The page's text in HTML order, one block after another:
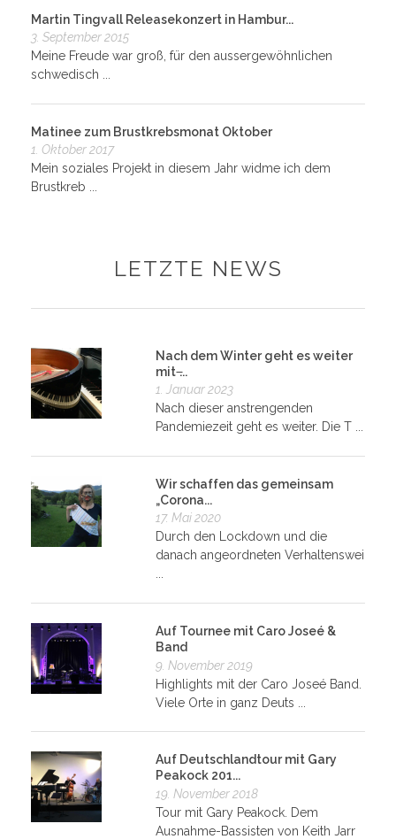
Martin Tingvall Releasekonzert in Hambur...
3. September 2015
Meine Freude war groß, für den aussergewöhnlichen
schwedisch ...
Matinee zum Brustkrebsmonat Oktober
1. Oktober 2017
Mein soziales Projekt in diesem Jahr widme ich dem
Brustkreb ...
LETZTE NEWS
Nach dem Winter geht es weiter
mit ̶...
1. Januar 2023
Nach dieser anstrengenden
Pandemiezeit geht es weiter. Die T ...
Wir schaffen das gemeinsam
„Corona...
17. Mai 2020
Durch den Lockdown und die
danach angeordneten Verhaltenswei
...
Auf Tournee mit Caro Joseé &
Band
9. November 2019
Highlights mit der Caro Joseé Band.
Viele Orte in ganz Deuts ...
Auf Deutschlandtour mit Gary
Peakock 201...
19. November 2018
Tour mit Gary Peakock. Dem
Ausnahme-Bassisten von Keith Jarr